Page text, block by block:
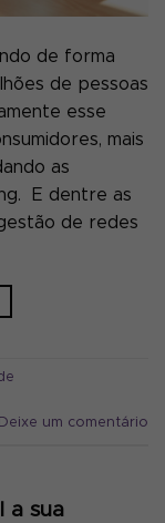
de forma
de pessoas
esse
mais
as
E dentre as
de redes
Deixe um comentário
a sua